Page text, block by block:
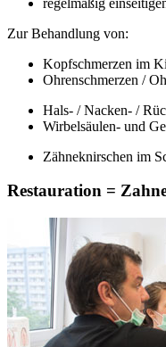
Zur Behandlung von:
Kopfschmerzen im
Ohrenschmerzen /
Hals- / Nacken- /
Wirbelsäulen- und
Zähneknirschen im
Restauration =